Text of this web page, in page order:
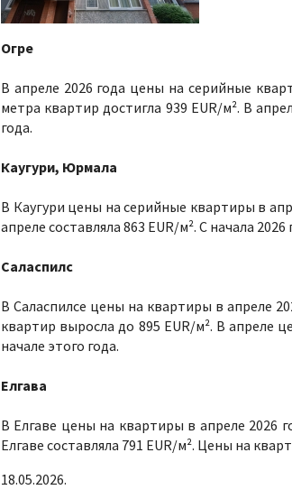
Огре
В апреле 2026 года цены на серийные
метра квартир достигла 939 EUR/м². В
года.
Каугури, Юрмала
В Каугури цены на серийные квартиры в
апреле составляла 863 EUR/м². С начала
Саласпилс
В Саласпилсе цены на квартиры в апреле
квартир выросла до 895 EUR/м². В апреле
начале этого года.
Елгава
В Елгаве цены на квартиры в апреле 2026
Елгаве составляла 791 EUR/м². Цены на
18.05.2026.